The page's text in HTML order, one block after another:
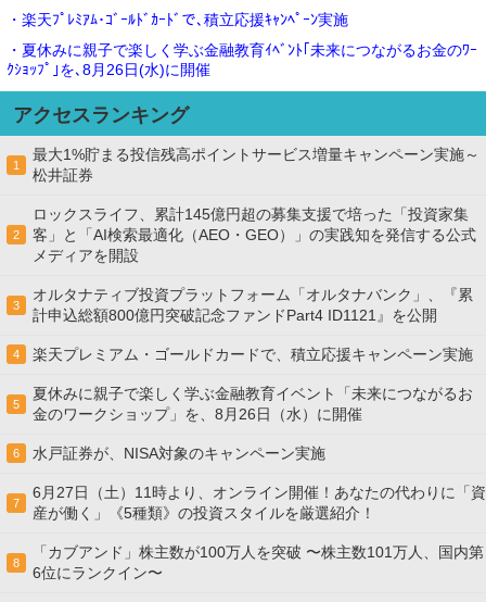
・楽天ﾌﾟﾚﾐｱﾑ･ｺﾞｰﾙﾄﾞｶｰﾄﾞで､積立応援ｷｬﾝﾍﾟｰﾝ実施
・夏休みに親子で楽しく学ぶ金融教育ｲﾍﾞﾝﾄ｢未来につながるお金のﾜｰ
ｸｼｮｯﾌﾟ｣を､8月26日(水)に開催
アクセスランキング
1
最大1%貯まる投信残高ポイントサービス増量キャンペーン実施～
松井証券
2
ロックスライフ、累計145億円超の募集支援で培った「投資家集
客」と「AI検索最適化（AEO・GEO）」の実践知を発信する公式
メディアを開設
3
オルタナティブ投資プラットフォーム「オルタナバンク」、『累
計申込総額800億円突破記念ファンドPart4 ID1121』を公開
4 楽天プレミアム・ゴールドカードで、積立応援キャンペーン実施
5
夏休みに親子で楽しく学ぶ金融教育イベント「未来につながるお
金のワークショップ」を、8月26日（水）に開催
6 水戸証券が、NISA対象のキャンペーン実施
7
6月27日（土）11時より、オンライン開催！あなたの代わりに「資
産が働く」《5種類》の投資スタイルを厳選紹介！
8
「カブアンド」株主数が100万人を突破 〜株主数101万人、国内第
6位にランクイン〜